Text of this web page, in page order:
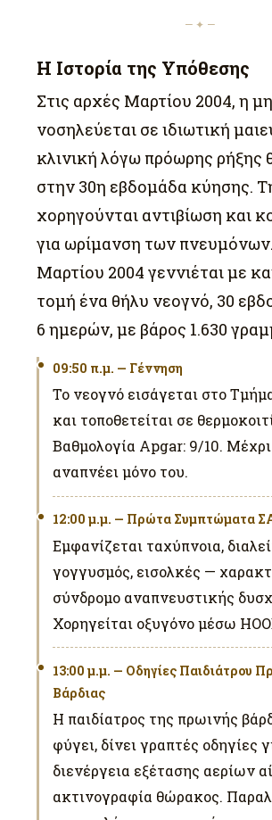
— ✦ —
Η Ιστορία της Υπόθεσης
Στις αρχές Μαρτίου 2004, η
νοσηλεύεται σε ιδιωτική
κλινική λόγω πρόωρης ρήξης
στην 30η εβδομάδα κύησης.
χορηγούνται αντιβίωση και
για ωρίμανση των πνευμόνων.
Μαρτίου 2004 γεννιέται με
τομή ένα θήλυ νεογνό, 30
6 ημερών, με βάρος 1.630
09:50 π.μ. — Γέννηση
Το νεογνό εισάγεται στο
και τοποθετείται σε
Βαθμολογία Apgar: 9/10. Μέχρι
αναπνέει μόνο του.
12:00 μ.μ. — Πρώτα Συμπτώματα
Εμφανίζεται ταχύπνοια,
γογγυσμός, εισολκές —
σύνδρομο αναπνευστικής
Χορηγείται οξυγόνο μέσω
13:00 μ.μ. — Οδηγίες Παιδιάτρου
Βάρδιας
Η παιδίατρος της πρωινής
φύγει, δίνει γραπτές οδηγίες
διενέργεια εξέτασης αερίων
ακτινογραφία θώρακος.